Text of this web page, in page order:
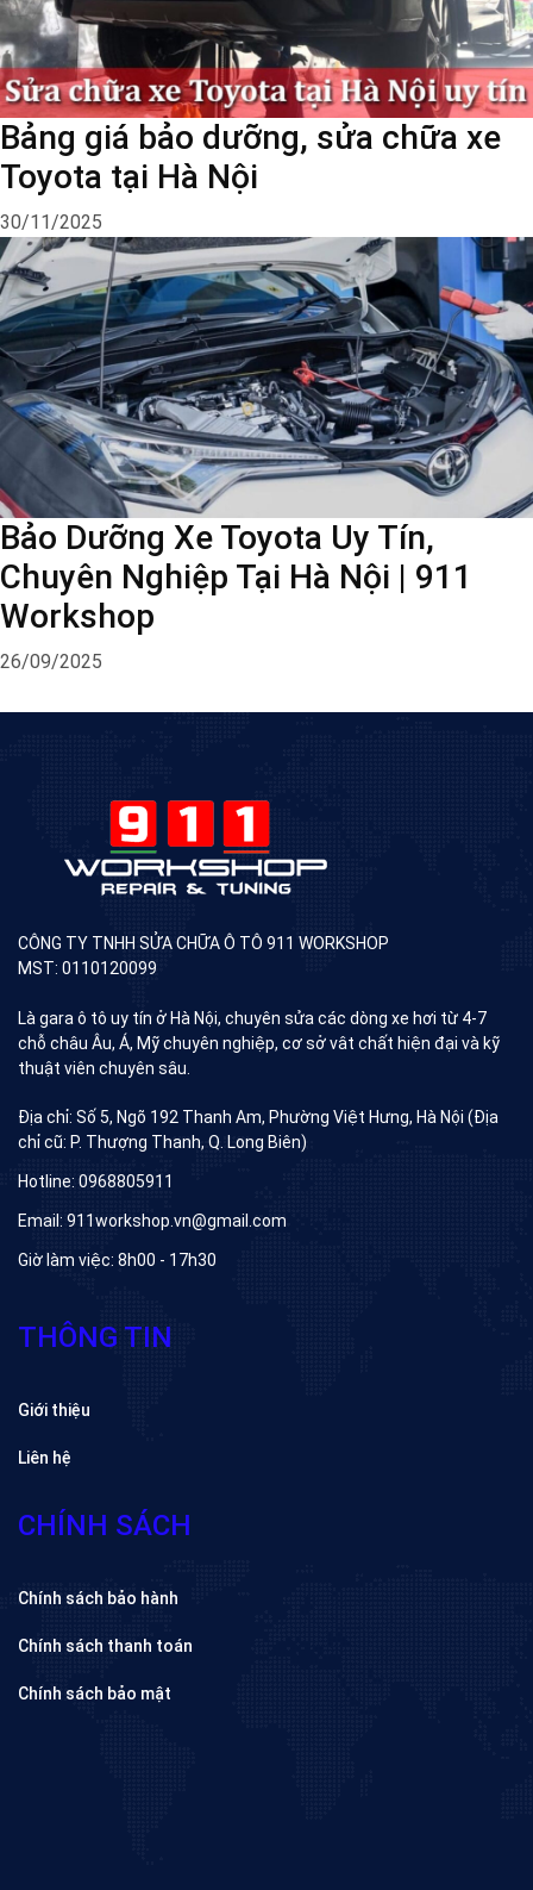
Bảng giá bảo dưỡng, sửa chữa xe
Toyota tại Hà Nội
30/11/2025
Bảo Dưỡng Xe Toyota Uy Tín,
Chuyên Nghiệp Tại Hà Nội | 911
Workshop
26/09/2025
CÔNG TY TNHH SỬA CHỮA Ô TÔ 911 WORKSHOP
MST: 0110120099
Là gara ô tô uy tín ở Hà Nội, chuyên sửa các dòng xe hơi từ 4-7
chỗ châu Âu, Á, Mỹ chuyên nghiệp, cơ sở vât chất hiện đại và kỹ
thuật viên chuyên sâu.
Địa chỉ: Số 5, Ngõ 192 Thanh Am, Phường Việt Hưng, Hà Nội (Địa
chỉ cũ: P. Thượng Thanh, Q. Long Biên)
Hotline: 0968805911
Email: 911workshop.vn@gmail.com
Giờ làm việc: 8h00 - 17h30
THÔNG TIN
Giới thiệu
Liên hệ
CHÍNH SÁCH
Chính sách bảo hành
Chính sách thanh toán
Chính sách bảo mật